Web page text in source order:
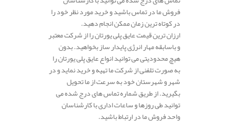
فروش ما در تماس باشید و خرید مورد نظر خود را
در کوتاه ترین زمان ممکن انجام دهید.
ارزان ترین قیمت عایق پلی یورتان را از شرکت معتبر
و باسابقه مهار انرژی پایدار ساز بخواهید. بدون
هیچ محدودیتی می توانید انواع عایق پلی یورتان را
به صورت تلفنی از شرکت ما تهیه و خرید نماید و در
شهر و شهرستان خود به سرعت از ما تحویل
بگیرید. از طریق شماره تماس های درج شده می
توانید طی روزها و ساعات اداری با کارشناسان
واحد فروش ما در ارتباط باشید.